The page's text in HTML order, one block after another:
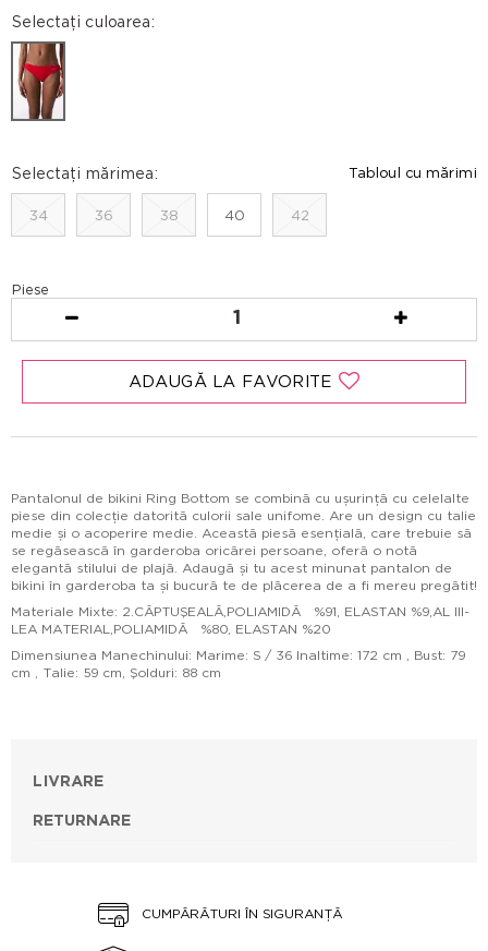
Selectați culoarea:
Selectați mărimea: Tabloul cu mărimi
34 36 38 40 42
Piese
1
ADAUGĂ LA FAVORITE
Pantalonul de bikini Ring Bottom se combină cu ușurință cu celelalte
piese din colecție datorită culorii sale unifome. Are un design cu talie
medie și o acoperire medie. Această piesă esențială, care trebuie să
se regăsească în garderoba oricărei persoane, oferă o notă
elegantă stilului de plajă. Adaugă și tu acest minunat pantalon de
bikini în garderoba ta și bucură te de plăcerea de a fi mereu pregătit!
Materiale Mixte: 2.CĂPTUŞEALĂ,POLIAMIDĂ %91, ELASTAN %9,AL III-
LEA MATERIAL,POLIAMIDĂ %80, ELASTAN %20
Dimensiunea Manechinului: Marime: S / 36 Inaltime: 172 cm , Bust: 79
cm , Talie: 59 cm, Şolduri: 88 cm
LIVRARE
RETURNARE
CUMPĂRĂTURI ÎN SIGURANȚĂ